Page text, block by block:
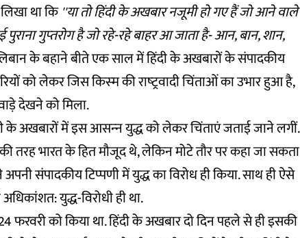
था कि''या तो हिंदी के अखबार नजूमी हो गए हैं जो आने वाले
गुप्‍तरोग है जो रहे-रहे बाहर आ जाता है- आन, बान, शान,
के बहाने बीते एक साल में हिंदी के अखबारों के संपादकीय
को लेकर जिस किस्‍म की राष्‍ट्रवादी चिंताओं का उभार हुआ है,
देखने को मिला.
अखबारों में इस आसन्‍न युद्ध को लेकर चिंताएं जताई जाने लगीं.
तरह भारत के हित मौजूद थे, लेकिन मोटे तौर पर कहा जा सकता
संपादकीय टिप्‍पणी में यु‍द्ध का विरोध ही किया. साथ ही ऐसे
युद्ध-विरोधी ही था.
को किया था. हिंदी के अखबार दो दिन पहले से ही इसकी